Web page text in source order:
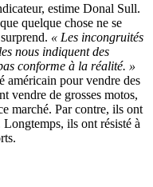
estime Donal Sull.
quelque chose ne se
« Les incongruités
nous indiquent des
conforme à la réalité. »
américain pour vendre des
vendre de grosses motos,
marché. Par contre, ils ont
ils ont résisté à